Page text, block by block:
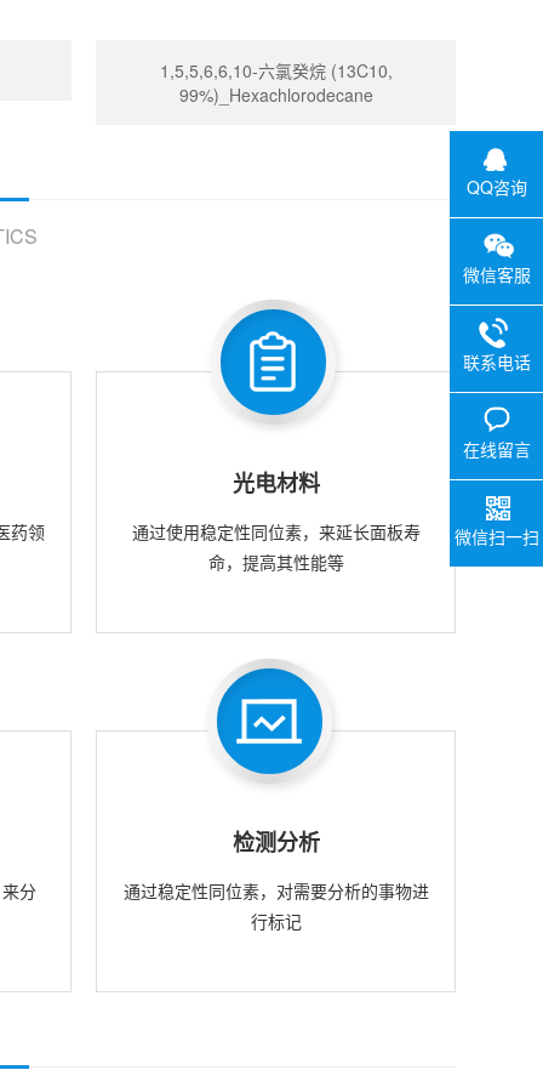
1,5,5,6,6,10-六氯癸烷 (13C10,
99%)_Hexachlorodecane
药领
光电材料
通过使用稳定性同位素，来延长面板寿
命，提高其性能等
分
检测分析
通过稳定性同位素，对需要分析的事物进
行标记
QQ咨询
微信客服
联系电话
在线留言
微信扫一扫